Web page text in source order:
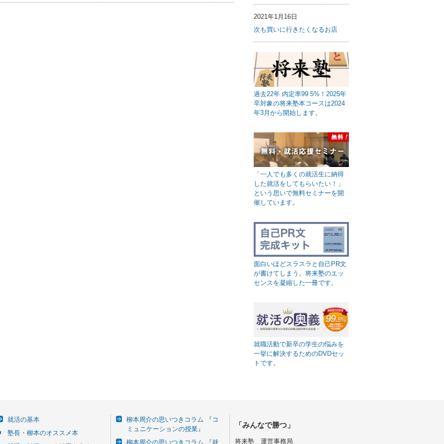
2021年1月16日
次も買いに行きたくなるお店
過去22年 内定率99.5%！2025年
卒対象の将来塾本コースは2024
年3月から開始します。
「一人でも多くの就活生に納得
した就活をしてもらいたい！」
という思いで無料セミナーを開
催しています。
面白いほどスラスラと自己PR文
が書けてしまう。将来塾のエッ
センスを凝縮した一冊です。
就職活動で新卒の学生の悩みを
一挙に解決するためのDVDセッ
トです。
就活の基本
塾長・柳本のオススメ本
柳本周介の思いつきコラム 『コ
ミュニケーションの授業』
柳本周介の思いつきコラム 『就
「みんなで勝つ」
将来塾 運営事務局